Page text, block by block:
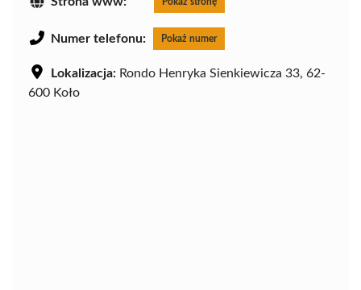
Numer telefonu: Pokaż numer
Lokalizacja: Rondo Henryka Sienkiewicza 33, 62-
600 Koło